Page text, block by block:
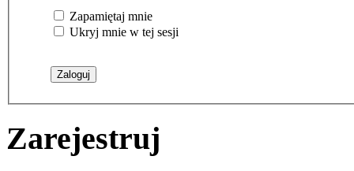
Zapamiętaj mnie
Ukryj mnie w tej sesji
Zarejestruj